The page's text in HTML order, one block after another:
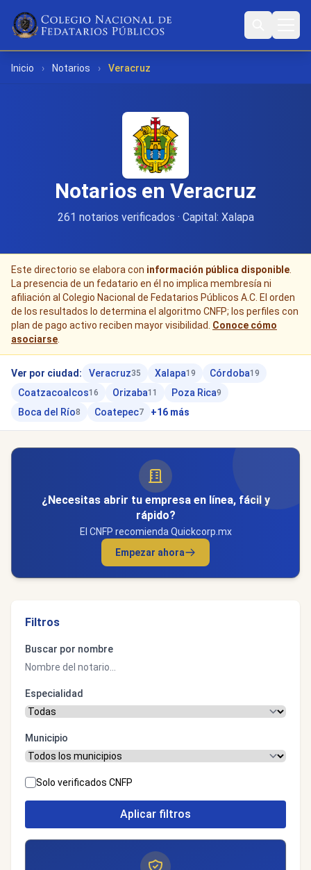
Inicio › Notarios › Veracruz
Notarios en Veracruz
261 notarios verificados · Capital: Xalapa
Este directorio se elabora con información pública disponible
La presencia de un fedatario en él no implica membresía ni
afiliación al Colegio Nacional de Fedatarios Públicos A.C. El orden
de los resultados lo determina el algoritmo CNFP; los perfiles con
plan de pago activo reciben mayor visibilidad. Conoce cómo
asociarse
Ver por ciudad: Veracruz35 Xalapa19 Córdoba19
Coatzacoalcos16 Orizaba11 Poza Rica9
Boca del Río8 Coatepec7 +16 más
¿Necesitas abrir tu empresa en línea, fácil y
rápido?
El CNFP recomienda Quickcorp.mx
Empezar ahora
Filtros
Buscar por nombre
Especialidad
Municipio
Solo verificados CNFP
Aplicar filtros